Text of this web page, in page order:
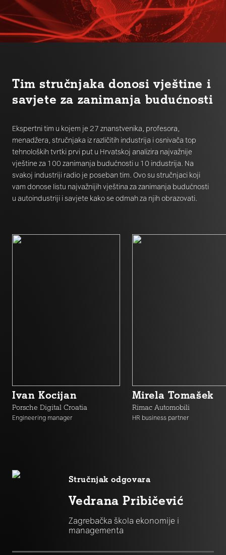
Tim stručnjaka donosi vještine i
savjete za zanimanja budućnosti
Ekspertni tim u kojem je 27 znanstvenika, profesora,
menadžera, stručnjaka iz različitih industrija i osnivača top
tehnoloških tvrtki prvi put u Hrvatskoj analizira najvažnije
vještine za 100 zanimanja budućnosti u 10 industrija. Na
svakoj industriji radio je poseban tim. Ovo su stručnjaci koji
vam donose listu najvažnijih vještina za zanimanja budućnosti
u autoindustriji i savjete kako se odmah za njih obrazovati.
Ivan Kocijan
Porsche Digital Croatia
Engineering manager
Mirela Tomašek
Rimac Automobili
HR business partner
Stručnjak odgovara
Vedrana Pribičević
Zagrebačka škola ekonomije i
managementa